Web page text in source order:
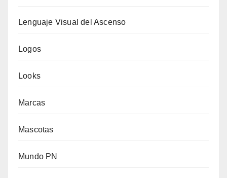
Lenguaje Visual del Ascenso
Logos
Looks
Marcas
Mascotas
Mundo PN